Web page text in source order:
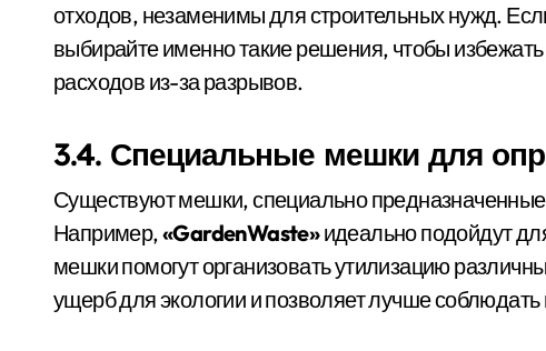
отходов, незаменимы для строительных нужд.
выбирайте именно такие решения, чтобы
расходов из-за разрывов.
3.4. Специальные мешки для
Существуют мешки, специально
Например,«GardenWaste»идеально подойдут
мешки помогут организовать утилизацию
ущерб для экологии и позволяет лучше